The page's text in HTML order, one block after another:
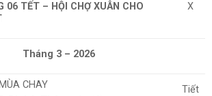
06 TẾT – HỘI CHỢ XUÂN CHO
X
Tháng 3 – 2026
CHAY
Tiết